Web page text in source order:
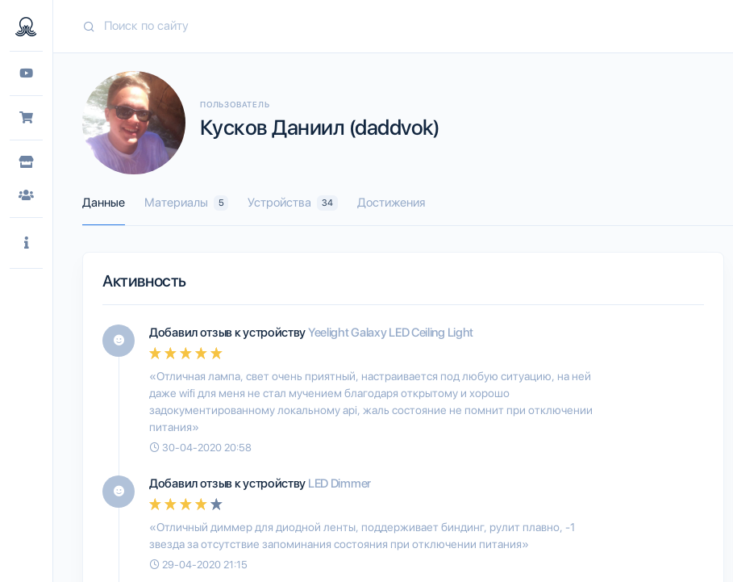
ПОЛЬЗОВАТЕЛЬ
Кусков Даниил (daddvok)
Данные Материалы 5 Устройства 34 Достижения
Активность
Добавил отзыв к устройствуYeelight Galaxy LED Ceiling Light
«Отличная лампа, свет очень приятный, настраивается под любую ситуацию, на ней
даже wifi для меня не стал мучением благодаря открытому и хорошо
задокументированному локальному api, жаль состояние не помнит при отключении
питания»
30-04-2020 20:58
Добавил отзыв к устройству LED Dimmer
«Отличный диммер для диодной ленты, поддерживает биндинг, рулит плавно, -1
звезда за отсутствие запоминания состояния при отключении питания»
29-04-2020 21:15